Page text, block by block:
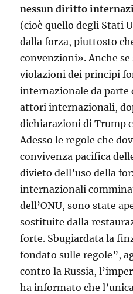
nessun diritto
(cioè quello degli Stati
dalla forza, piuttosto
convenzioni». Anche
violazioni dei principi
internazionale da parte
attori internazionali,
dichiarazioni di Trump
Adesso le regole che
convivenza pacifica
divieto dell’uso della
internazionali
dell’ONU, sono state
sostituite dalla
forte. Sbugiardata la
fondato sulle regole”,
contro la Russia,
ha informato che